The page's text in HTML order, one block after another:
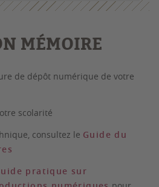
MÉMOIRE
de dépôt numérique de votre
scolarité
consultez le Guide du
pratique sur